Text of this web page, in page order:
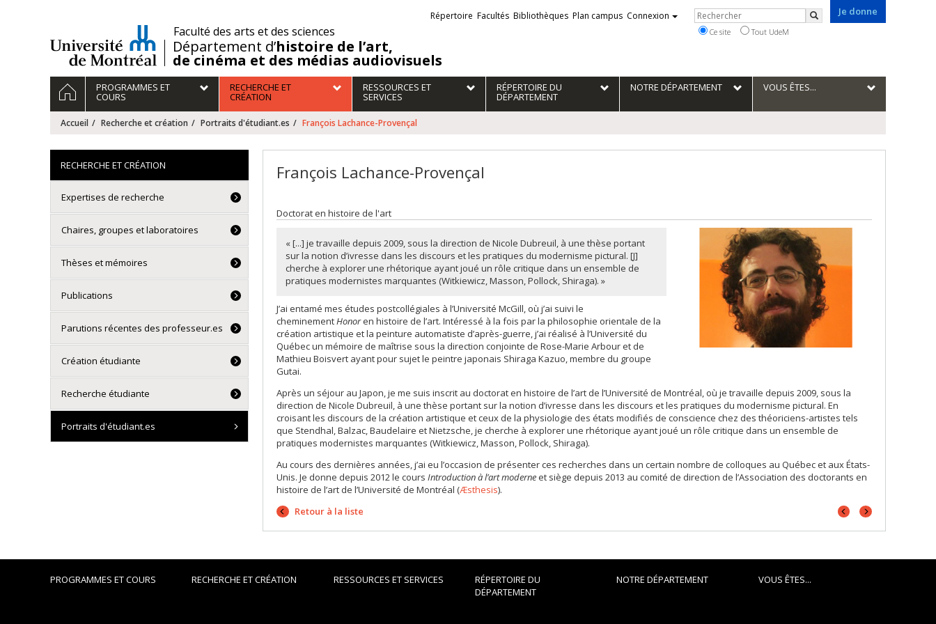
/Faculté des arts et des sciences
Département d’histoire de l’art,
de cinéma et des médias audiovisuels
Je donne
Liens
externes
Répertoire Facultés Bibliothèques Plan campus Connexion Rechercher
Rechercher
Ce site Tout UdeM
Navigation
principale
ACCUEILPROGRAMMES ET
COURS
RECHERCHE ET
CRÉATION
RESSOURCES ET
SERVICES
RÉPERTOIRE DU
DÉPARTEMENT
NOTRE DÉPARTEMENT VOUS ÊTES...
Accueil Recherche et création Portraits d'étudiant.es François Lachance-Provençal
François Lachance-Provençal
Doctorat en histoire de l'art
« [...] je travaille depuis 2009, sous la direction de Nicole Dubreuil, à une thèse portant
sur la notion d’ivresse dans les discours et les pratiques du modernisme pictural. [J]
cherche à explorer une rhétorique ayant joué un rôle critique dans un ensemble de
pratiques modernistes marquantes (Witkiewicz, Masson, Pollock, Shiraga). »
J’ai entamé mes études postcollégiales à l’Université McGill, où j’ai suivi le
cheminementHonoren histoire de l’art. Intéressé à la fois par la philosophie orientale de la
création artistique et la peinture automatiste d’après-guerre, j’ai réalisé à l’Université du
Québec un mémoire de maîtrise sous la direction conjointe de Rose-Marie Arbour et de
Mathieu Boisvert ayant pour sujet le peintre japonais Shiraga Kazuo, membre du groupe
Gutai.
Après un séjour au Japon, je me suis inscrit au doctorat en histoire de l’art de l’Université de Montréal, où je travaille depuis 2009, sous la
direction de Nicole Dubreuil, à une thèse portant sur la notion d’ivresse dans les discours et les pratiques du modernisme pictural. En
croisant les discours de la création artistique et ceux de la physiologie des états modifiés de conscience chez des théoriciens-artistes tels
que Stendhal, Balzac, Baudelaire et Nietzsche, je cherche à explorer une rhétorique ayant joué un rôle critique dans un ensemble de
pratiques modernistes marquantes (Witkiewicz, Masson, Pollock, Shiraga).
Au cours des dernières années, j’ai eu l’occasion de présenter ces recherches dans un certain nombre de colloques au Québec et aux États-
Unis. Je donne depuis 2012 le cours Introduction à l’art moderneet siège depuis 2013 au comité de direction de l’Association des doctorants en
histoire de l’art de l’Université de Montréal (Æsthesis).
Retour à la liste
Portrait
Portrait
RECHERCHE ET CRÉATION
Expertises de recherche
Chaires, groupes et laboratoires
Thèses et mémoires
Publications
Parutions récentes des professeur.es
Création étudiante
Recherche étudiante
Portraits d'étudiant.es
PROGRAMMES ET COURS RECHERCHE ET CRÉATION RESSOURCES ET SERVICES
RÉPERTOIRE DU
DÉPARTEMENT
NOTRE DÉPARTEMENT VOUS ÊTES...